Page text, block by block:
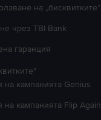
на „бисквитките”
чрез TBI Bank
гаранция
на кампанията Genius
на кампанията Flip Again